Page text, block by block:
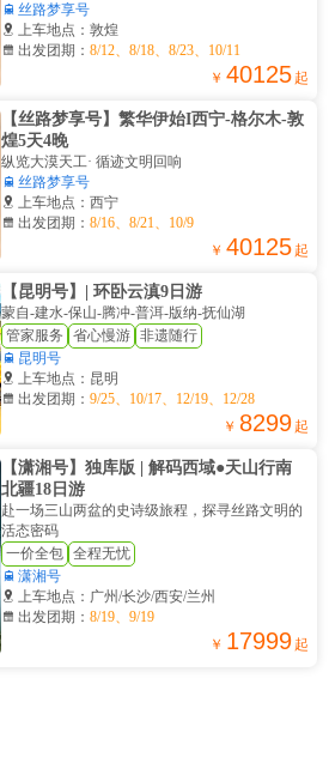
 丝路梦享号
 上车地点：敦煌
 出发团期：8/12、8/18、8/23、10/11
￥ 40125 起
【丝路梦享号】繁华伊始I西宁-格尔木-敦
煌5天4晚
纵览大漠天工· 循迹文明回响
 丝路梦享号
 上车地点：西宁
 出发团期：8/16、8/21、10/9
￥ 40125 起
【昆明号】| 环卧云滇9日游
蒙自-建水-保山-腾冲-普洱-版纳-抚仙湖
管家服务
省心慢游 非遗随行
 昆明号
 上车地点：昆明
 出发团期：9/25、10/17、12/19、12/28
￥ 8299 起
【潇湘号】独库版 | 解码西域●天山行南
北疆18日游
赴一场三山两盆的史诗级旅程，探寻丝路文明的
活态密码
一价全包 全程无忧
 潇湘号
 上车地点：广州/长沙/西安/兰州
 出发团期：8/19、9/19
￥ 17999 起